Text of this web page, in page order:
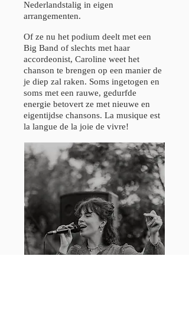
Nederlandstalig in eigen
arrangementen.
Of ze nu het podium deelt met een
Big Band of slechts met haar
accordeonist, Caroline weet het
chanson te brengen op een manier de
je diep zal raken. Soms ingetogen en
soms met een rauwe, gedurfde
energie betovert ze met nieuwe en
eigentijdse chansons. La musique est
la langue de la joie de vivre!